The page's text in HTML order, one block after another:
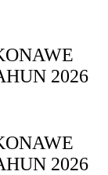
2026
2026